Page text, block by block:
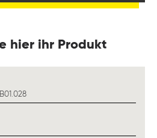
hier ihr Produkt